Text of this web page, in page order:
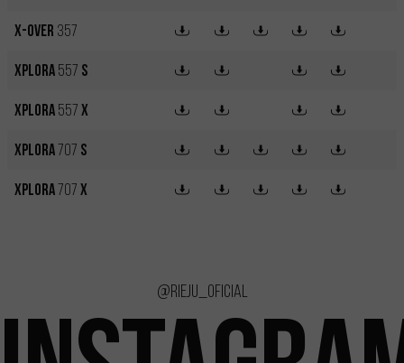
X-OVER 357
XPLORA 557 S
XPLORA 557 X
XPLORA707 S
XPLORA707 X
@rieju_oficial